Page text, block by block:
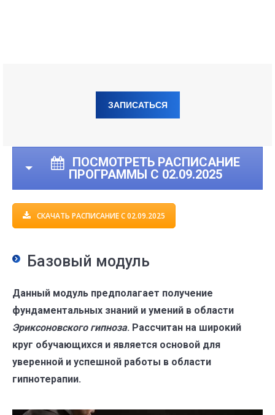
ЗАПИСАТЬСЯ
ПОСМОТРЕТЬ РАСПИСАНИЕ
ПРОГРАММЫ С 02.09.2025
СКАЧАТЬ РАСПИСАНИЕ С 02.09.2025
Базовый модуль
Данный модуль предполагает получение
фундаментальных знаний и умений в области
Эриксоновского гипноза. Рассчитан на широкий
круг обучающихся и является основой для
уверенной и успешной работы в области
гипнотерапии.